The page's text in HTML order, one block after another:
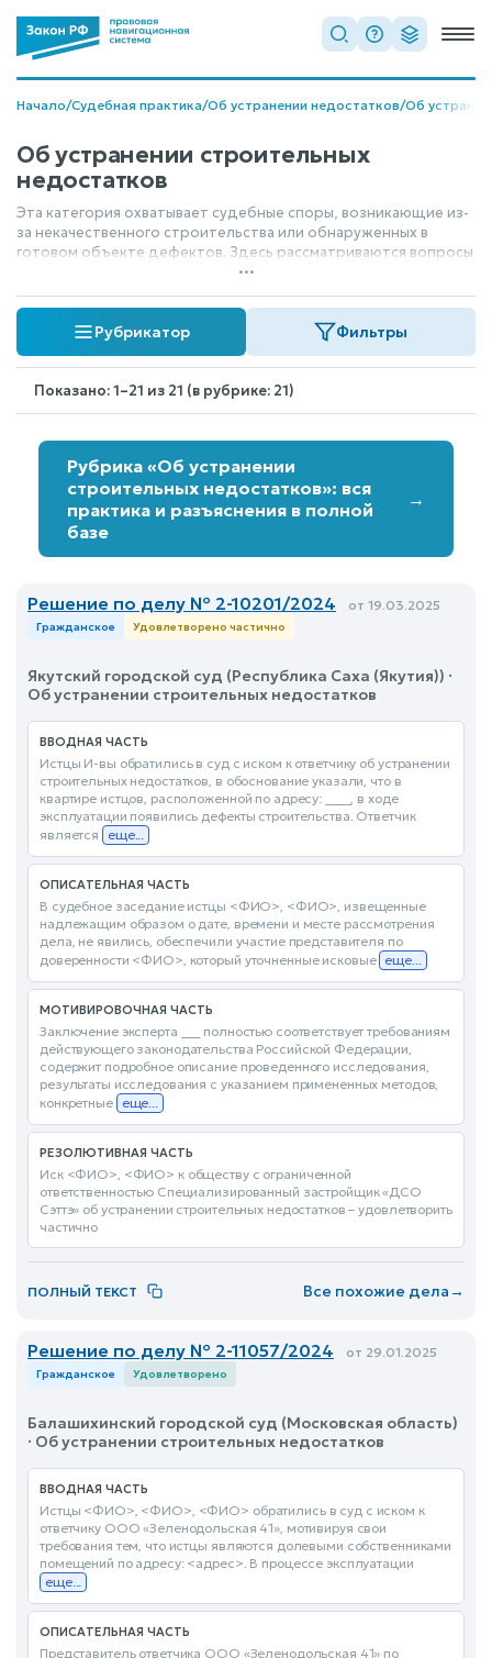
Начало/Судебная практика/Об устранении недостатков/Об
Об устранении строительных
недостатков
Эта категория охватывает судебные споры, возникающие из-
за некачественного строительства или обнаруженных в
готовом объекте дефектов. Здесь рассматриваются вопросы
ответственности за недостатки, порядок их выявления, а
также способы их устранения — будь то ремонт, снижение
стоимости или возмещение ущерба. Судебная практика в
этой области регулирует права заказчика и обязанности
строительной организации.
...
Рубрикатор Фильтры
Показано: 1–21 из 21 (в рубрике: 21)
Рубрика «Об устранении
строительных недостатков»: вся
практика и разъяснения в полной
базе
→
Решение по делу № 2-10201/2024 от 19.03.2025
Гражданское Удовлетворено частично
Якутский городской суд (Республика Саха (Якутия)) ·
Об устранении строительных недостатков
ВВОДНАЯ ЧАСТЬ
Истцы И-вы обратились в суд с иском к ответчику об устранении
строительных недостатков, в обоснование указали, что в
квартире истцов, расположенной по адресу: ____, в ходе
эксплуатации появились дефекты строительства. Ответчик
является
еще...
ОПИСАТЕЛЬНАЯ ЧАСТЬ
В судебное заседание истцы <ФИО>, <ФИО>, извещенные
надлежащим образом о дате, времени и месте рассмотрения
дела, не явились, обеспечили участие представителя по
доверенности <ФИО>, который уточненные исковые еще...
МОТИВИРОВОЧНАЯ ЧАСТЬ
Заключение эксперта ___ полностью соответствует требованиям
действующего законодательства Российской Федерации,
содержит подробное описание проведенного исследования,
результаты исследования с указанием примененных методов,
конкретные еще...
РЕЗОЛЮТИВНАЯ ЧАСТЬ
Иск <ФИО>, <ФИО> к обществу с ограниченной
ответственностью Специализированный застройщик «ДСО
Сэттэ» об устранении строительных недостатков – удовлетворить
частично
ПОЛНЫЙ ТЕКСТ Все похожие дела→
Решение по делу № 2-11057/2024 от 29.01.2025
Гражданское Удовлетворено
Балашихинский городской суд (Московская область)
· Об устранении строительных недостатков
ВВОДНАЯ ЧАСТЬ
Истцы <ФИО>, <ФИО>, <ФИО> обратились в суд с иском к
ответчику ООО «Зеленодольская 41», мотивируя свои
требования тем, что истцы являются долевыми собственниками
помещений по адресу: <адрес>. В процессе эксплуатации
еще...
ОПИСАТЕЛЬНАЯ ЧАСТЬ
Представитель ответчика ООО «Зеленодольская 41» по